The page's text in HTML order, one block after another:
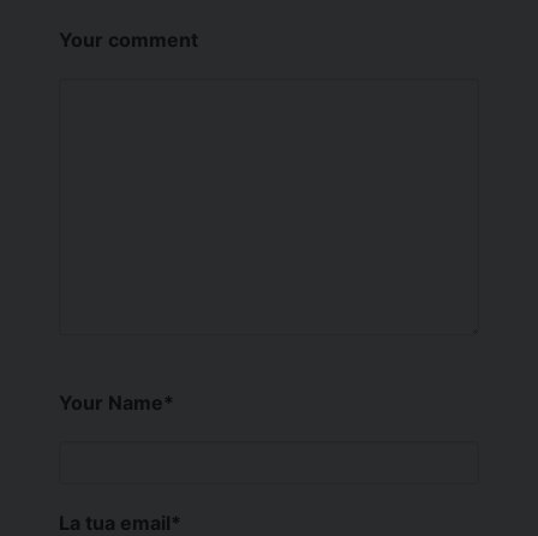
Your comment
Your Name*
La tua email*